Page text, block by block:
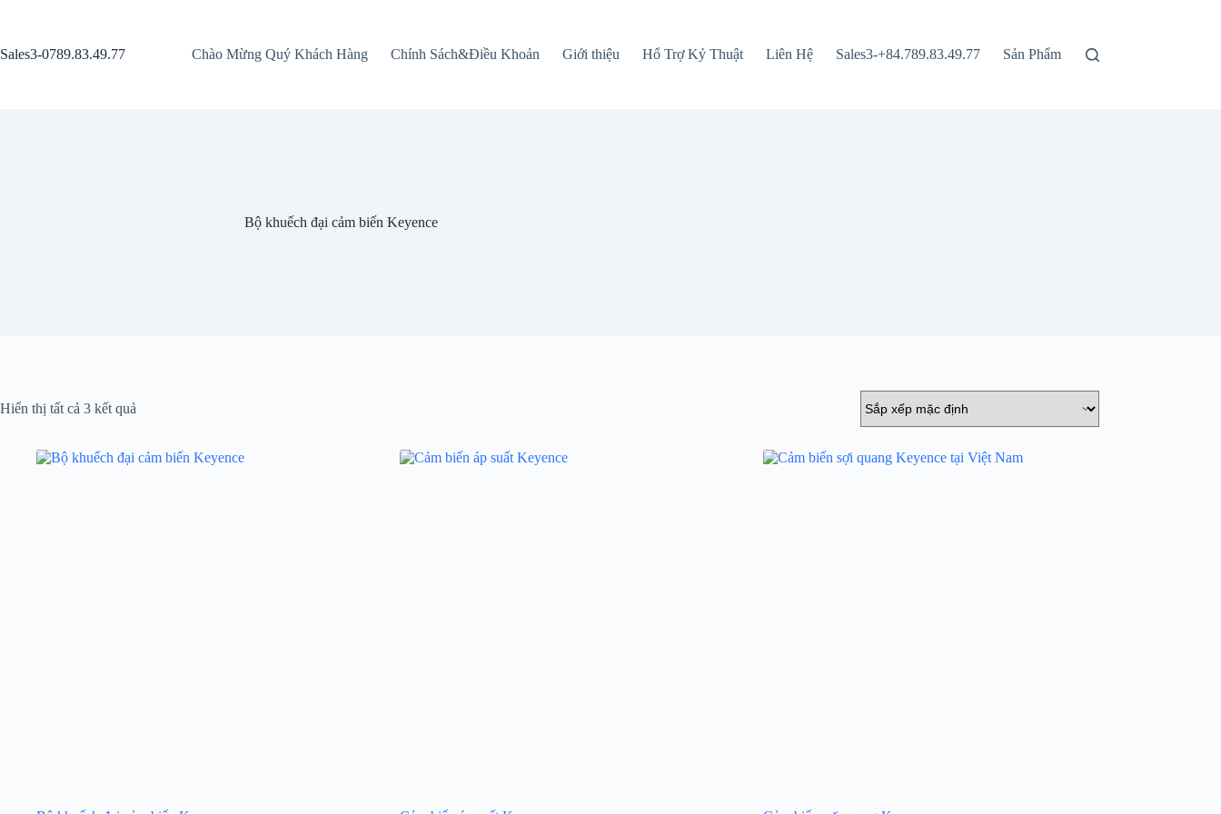
nội
Sales3-0789.83.49.77 Chào Mừng Quý Khách Hàng Chính Sách&Điều Khoản Giới thiệu Hổ Trợ Kỷ Thuật Liên Hệ Sales3-+84.789.83.49.77 Sản Phẩm
Bộ khuếch đại cảm biến Keyence
Hiển thị tất cả 3 kết quả